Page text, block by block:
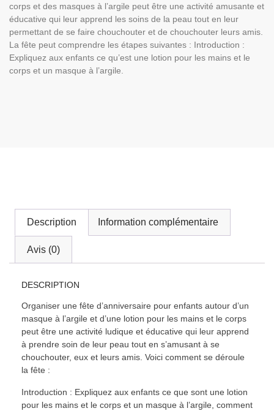
corps et des masques à l’argile peut être une activité amusante et
éducative qui leur apprend les soins de la peau tout en leur
permettant de se faire chouchouter et de chouchouter leurs amis.
La fête peut comprendre les étapes suivantes : Introduction :
Expliquez aux enfants ce qu’est une lotion pour les mains et le
corps et un masque à l’argile.
Description Information complémentaire
Avis (0)
DESCRIPTION
Organiser une fête d’anniversaire pour enfants autour d’un
masque à l’argile et d’une lotion pour les mains et le corps
peut être une activité ludique et éducative qui leur apprend
à prendre soin de leur peau tout en s’amusant à se
chouchouter, eux et leurs amis. Voici comment se déroule
la fête :
Introduction : Expliquez aux enfants ce que sont une lotion
pour les mains et le corps et un masque à l’argile, comment